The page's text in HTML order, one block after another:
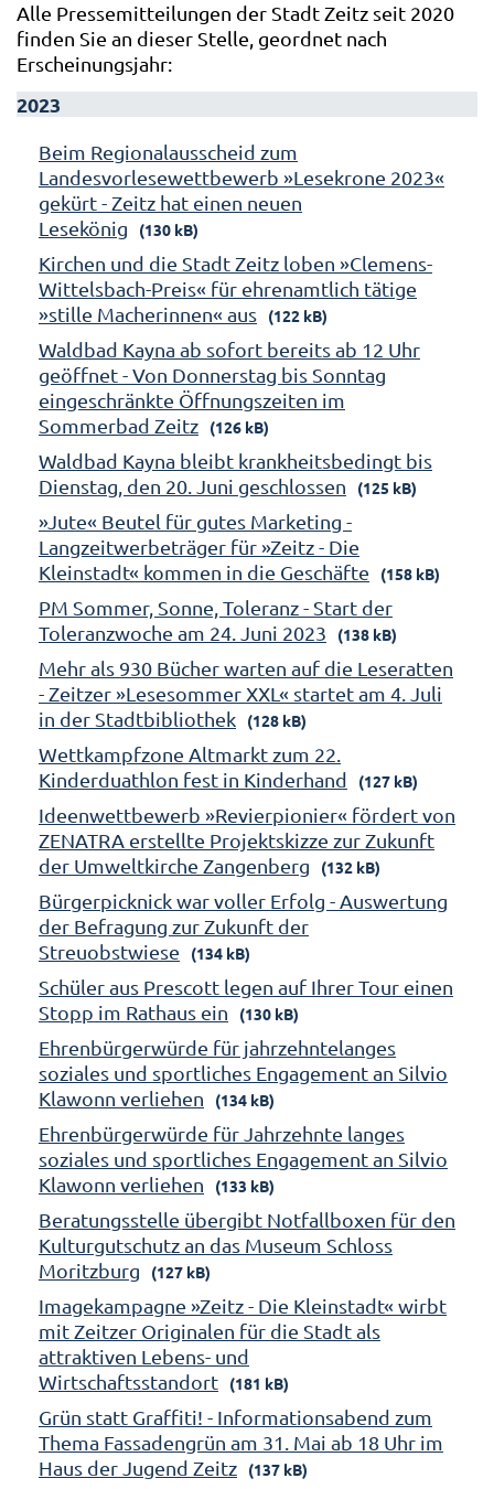
Alle Pressemitteilungen der Stadt Zeitz seit 2020
finden Sie an dieser Stelle, geordnet nach
Erscheinungsjahr:
2023
Beim Regionalausscheid zum
Landesvorlesewettbewerb »Lesekrone 2023«
gekürt - Zeitz hat einen neuen
Lesekönig
(130 kB)
Kirchen und die Stadt Zeitz loben »Clemens-
Wittelsbach-Preis« für ehrenamtlich tätige
»stille Macherinnen« aus
(122 kB)
Waldbad Kayna ab sofort bereits ab 12 Uhr
geöffnet - Von Donnerstag bis Sonntag
eingeschränkte Öffnungszeiten im
Sommerbad Zeitz
(126 kB)
Waldbad Kayna bleibt krankheitsbedingt bis
Dienstag, den 20. Juni geschlossen
(125 kB)
»Jute« Beutel für gutes Marketing -
Langzeitwerbeträger für »Zeitz - Die
Kleinstadt« kommen in die Geschäfte
(158 kB)
PM Sommer, Sonne, Toleranz - Start der
Toleranzwoche am 24. Juni 2023
(138 kB)
Mehr als 930 Bücher warten auf die Leseratten
- Zeitzer »Lesesommer XXL« startet am 4. Juli
in der Stadtbibliothek
(128 kB)
Wettkampfzone Altmarkt zum 22.
Kinderduathlon fest in Kinderhand
(127 kB)
Ideenwettbewerb »Revierpionier« fördert von
ZENATRA erstellte Projektskizze zur Zukunft
der Umweltkirche Zangenberg
(132 kB)
Bürgerpicknick war voller Erfolg - Auswertung
der Befragung zur Zukunft der
Streuobstwiese
(134 kB)
Schüler aus Prescott legen auf Ihrer Tour einen
Stopp im Rathaus ein
(130 kB)
Ehrenbürgerwürde für jahrzehntelanges
soziales und sportliches Engagement an Silvio
Klawonn verliehen
(134 kB)
Ehrenbürgerwürde für Jahrzehnte langes
soziales und sportliches Engagement an Silvio
Klawonn verliehen
(133 kB)
Beratungsstelle übergibt Notfallboxen für den
Kulturgutschutz an das Museum Schloss
Moritzburg
(127 kB)
Imagekampagne »Zeitz - Die Kleinstadt« wirbt
mit Zeitzer Originalen für die Stadt als
attraktiven Lebens- und
Wirtschaftsstandort
(181 kB)
Grün statt Graffiti! - Informationsabend zum
Thema Fassadengrün am 31. Mai ab 18 Uhr im
Haus der Jugend Zeitz
(137 kB)